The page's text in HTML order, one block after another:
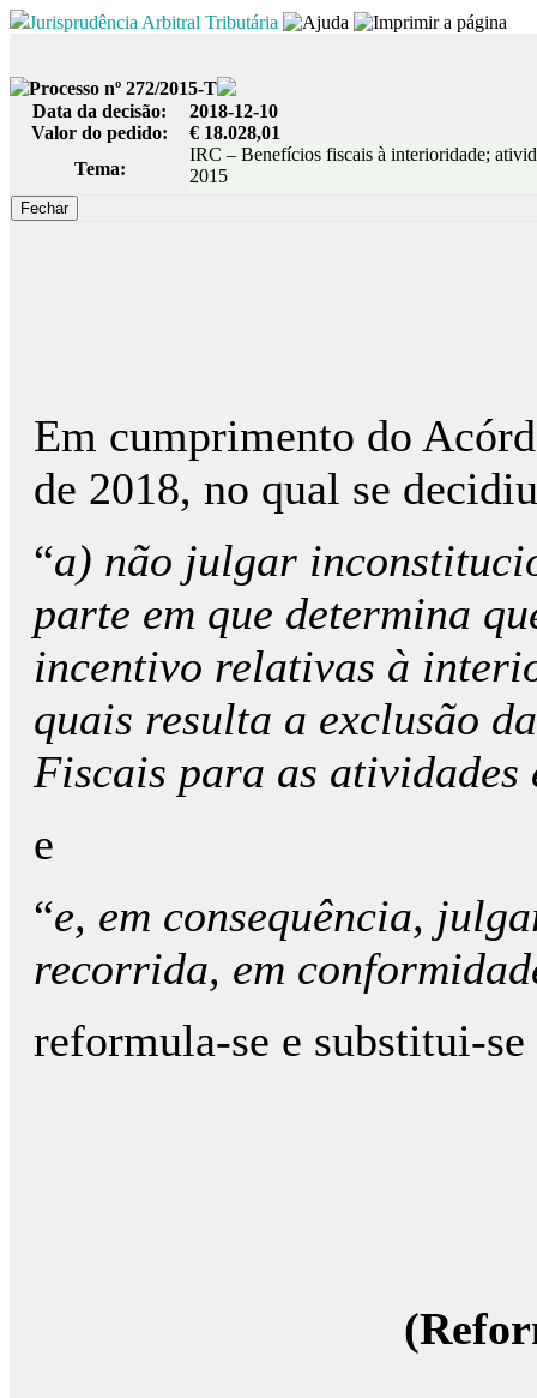
Jurisprudência Arbitral Tributária
Processo nº 272/2015-T
Data da decisão:
2018-12-10
Valor do pedido:
€ 18.028,01
Tema:
IRC – Benefícios fiscais à interioridade;
2015
Em cumprimento do
de 2018, no qual se decidiu
“a) não julgar
parte em que determina
incentivo relativas à
quais resulta a exclusão
Fiscais para as
e
“e, em consequência,
recorrida, em
reformula-se e substitui-